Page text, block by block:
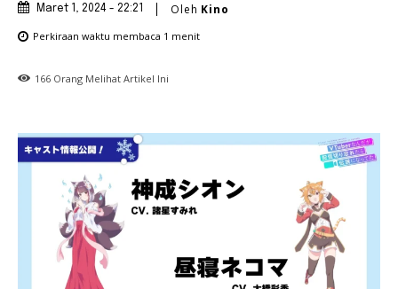
Maret 1, 2024 - 22:21 Oleh Kino
Perkiraan waktu membaca 1 menit
166 Orang Melihat Artikel Ini